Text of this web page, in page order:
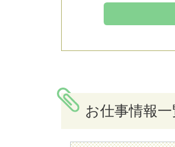
お仕事情報一